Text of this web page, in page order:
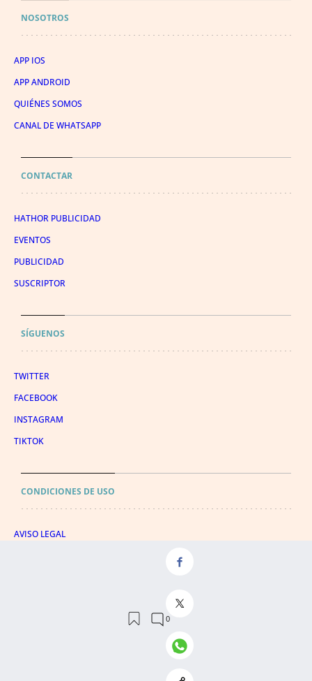
NOSOTROS
APP IOS
APP ANDROID
QUIÉNES SOMOS
CANAL DE WHATSAPP
CONTACTAR
HATHOR PUBLICIDAD
EVENTOS
PUBLICIDAD
SUSCRIPTOR
SÍGUENOS
TWITTER
FACEBOOK
INSTAGRAM
TIKTOK
CONDICIONES DE USO
AVISO LEGAL